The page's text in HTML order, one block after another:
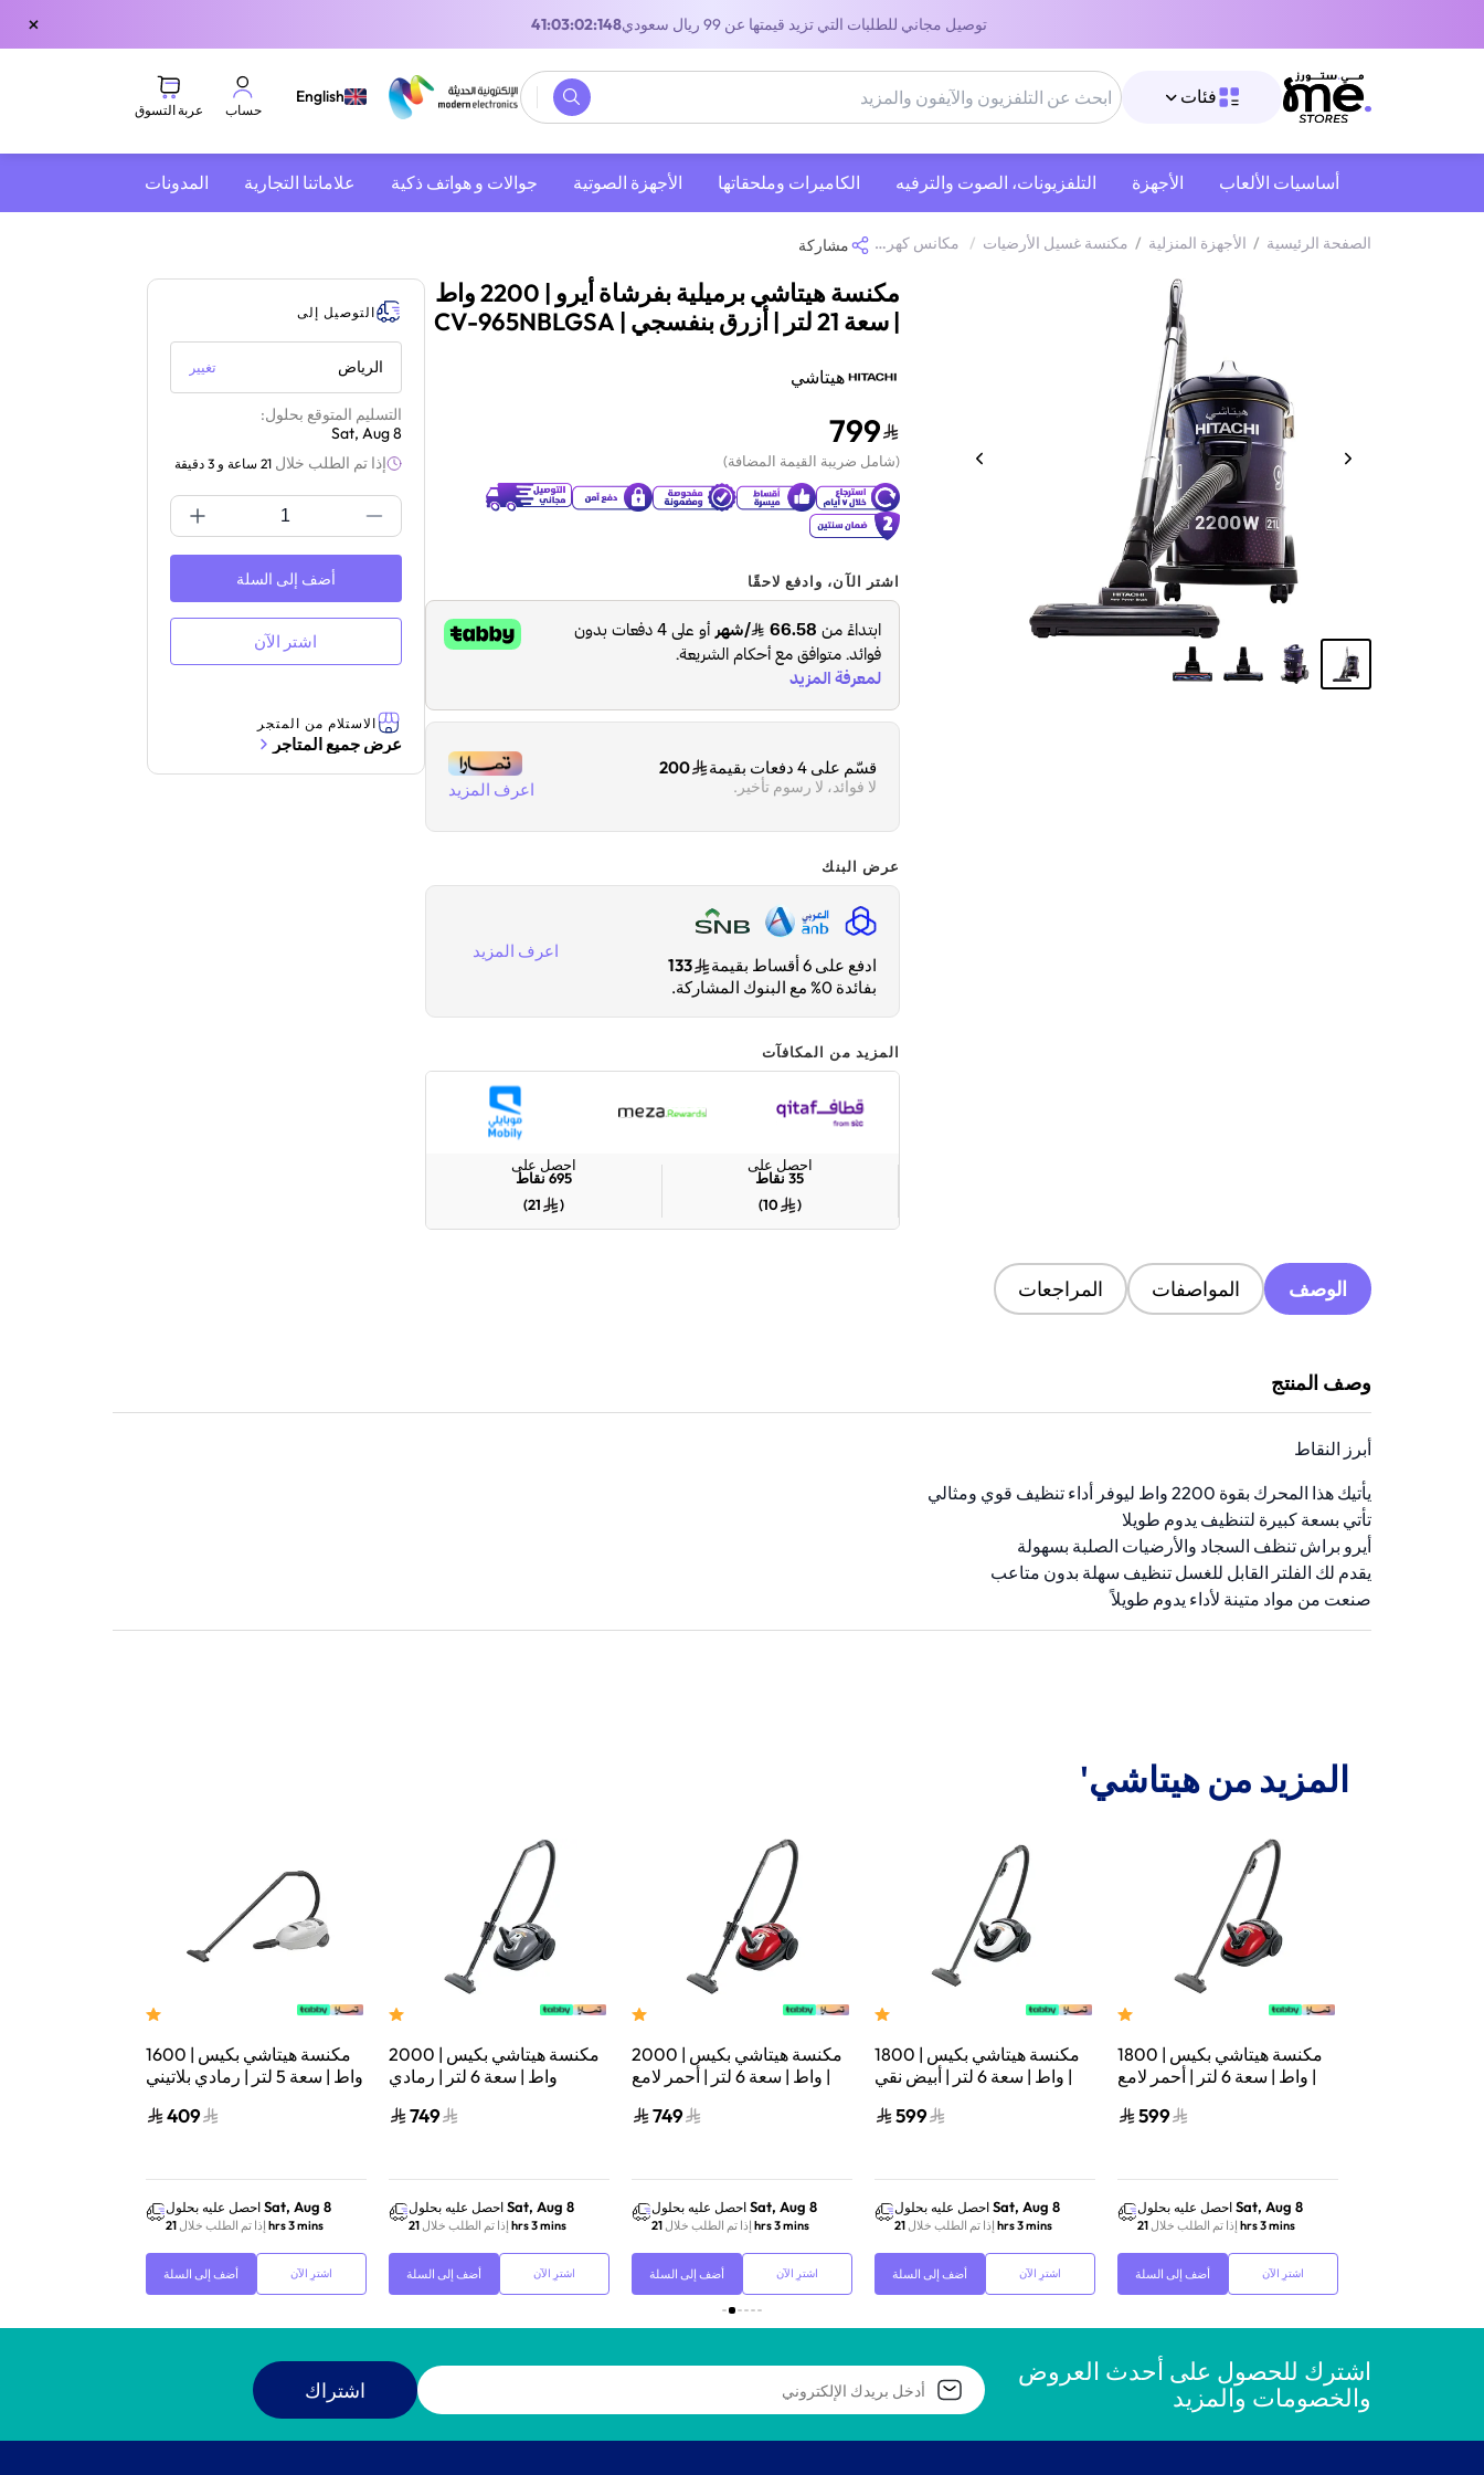
توصيل مجاني للطلبات التي تزيد قيمتها عن 99 ريال سعودي 41:03:02:148
×
فئات English
حساب عربة التسوق
أساسيات الألعاب الأجهزة التلفزيونات، الصوت والترفيه ‫الكاميرات وملحقاتها‬ الأجهزة الصوتية جوالات و هواتف ذكية علاماتنا التجارية المدونات
الصفحة الرئيسية / الأجهزة المنزلية / مكنسة غسيل الأرضيات / مكانس كهربائية / مكنسة هيتاشي برميلية بفرشاة أيرو | 2200 واط | سعة 21 لتر | أزرق بنفسجي | CV-965NBLGSA
مشاركة
مكنسة هيتاشي برميلية بفرشاة أيرو | 2200 واط
| سعة 21 لتر | أزرق بنفسجي | CV-965NBLGSA
هيتاشي
799
(شامل ضريبة القيمة المضافة)
اشتر الآن، وادفع لاحقًا
قسّم على 4 دفعات بقيمة 200
لا فوائد، لا رسوم تأخير. اعرف المزيد
عرض البنك
ادفع على 6 أقساط بقيمة
133
بفائدة 0% مع البنوك المشاركة.
اعرف المزيد
المزيد من المكافآت
احصل على
35 نقاط
(
10
)
احصل على
695نقاط
(
21
)
التوصيل إلى
الرياض تغيير
التسليم المتوقع بحلول:
Sat, Aug 8
إذا تم الطلب خلال 21 ساعة و 3 دقيقة
أضف إلى السلة
اشتر الآن
الاستلام من المتجر
عرض جميع المتاجر
الوصف المواصفات المراجعات
وصف المنتج
أبرز النقاط
يأتيك هذا المحرك بقوة 2200 واط ليوفر أداء تنظيف قوي ومثالي
تأتي بسعة كبيرة لتنظيف يدوم طويلا
أيرو براش تنظف السجاد والأرضيات الصلبة بسهولة
يقدم لك الفلتر القابل للغسل تنظيف سهلة بدون متاعب
صنعت من مواد متينة لأداء يدوم طويلاً
المزيد من هيتاشي'
مكنسة هيتاشي بكيس | 1600
واط | سعة 5 لتر | رمادي بلاتيني
409
احصل عليه بحلول Sat, Aug 8
إذا تم الطلب خلال 21 hrs 3 mins
أضف إلى السلة اشترِ الآن
مكنسة هيتاشي بكيس | 2000
واط | سعة 6 لتر | رمادي
749
احصل عليه بحلول Sat, Aug 8
إذا تم الطلب خلال 21 hrs 3 mins
أضف إلى السلة اشترِ الآن
مكنسة هيتاشي بكيس | 2000
واط | سعة 6 لتر | أحمر لامع |
749
احصل عليه بحلول Sat, Aug 8
إذا تم الطلب خلال 21 hrs 3 mins
أضف إلى السلة اشترِ الآن
مكنسة هيتاشي بكيس | 1800
واط | سعة 6 لتر | أبيض نقي |
599
احصل عليه بحلول Sat, Aug 8
إذا تم الطلب خلال 21 hrs 3 mins
أضف إلى السلة اشترِ الآن
مكنسة هيتاشي بكيس | 1800
واط | سعة 6 لتر | أحمر لامع |
599
احصل عليه بحلول Sat, Aug 8
إذا تم الطلب خلال 21 hrs 3 mins
أضف إلى السلة اشترِ الآن
اشترك للحصول على أحدث العروض
والخصومات والمزيد
اشتراك